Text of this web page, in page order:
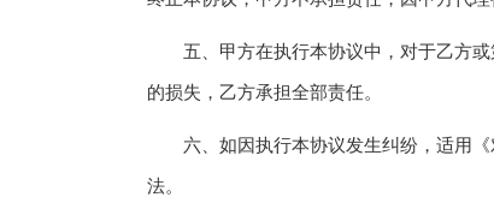
五、甲方在执行本协议中，对于乙方或
的损失，乙方承担全部责任。
六、如因执行本协议发生纠纷，适用《
法。